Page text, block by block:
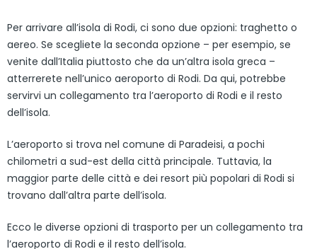
Per arrivare all’isola di Rodi, ci sono due opzioni: traghetto o
aereo. Se scegliete la seconda opzione – per esempio, se
venite dall’Italia piuttosto che da un’altra isola greca –
atterrerete nell’unico aeroporto di Rodi. Da qui, potrebbe
servirvi un collegamento tra l’aeroporto di Rodi e il resto
dell’isola.
L’aeroporto si trova nel comune di Paradeisi, a pochi
chilometri a sud-est della città principale. Tuttavia, la
maggior parte delle città e dei resort più popolari di Rodi si
trovano dall’altra parte dell’isola.
Ecco le diverse opzioni di trasporto per un collegamento tra
l’aeroporto di Rodi e il resto dell’isola.